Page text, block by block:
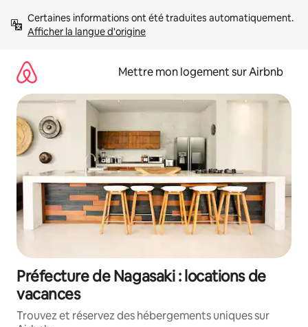
directement
Afficher la langue d'origine
Mettre mon logement sur Airbnb
Préfecture de Nagasaki : locations de
vacances
Trouvez et réservez des hébergements uniques sur